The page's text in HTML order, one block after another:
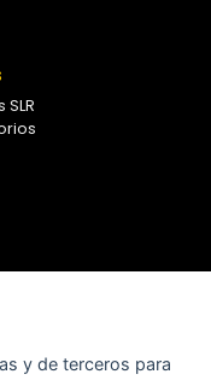
SLR
y de terceros para